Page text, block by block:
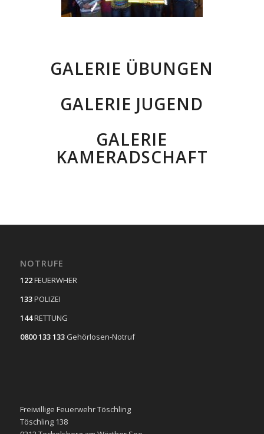
GALERIE ÜBUNGEN
GALERIE JUGEND
GALERIE
KAMERADSCHAFT
NOTRUFE
122FEUERWHER
133POLIZEI
144RETTUNG
0800 133 133 Gehörlosen-Notruf
Freiwillige Feuerwehr Töschling
Töschling 138